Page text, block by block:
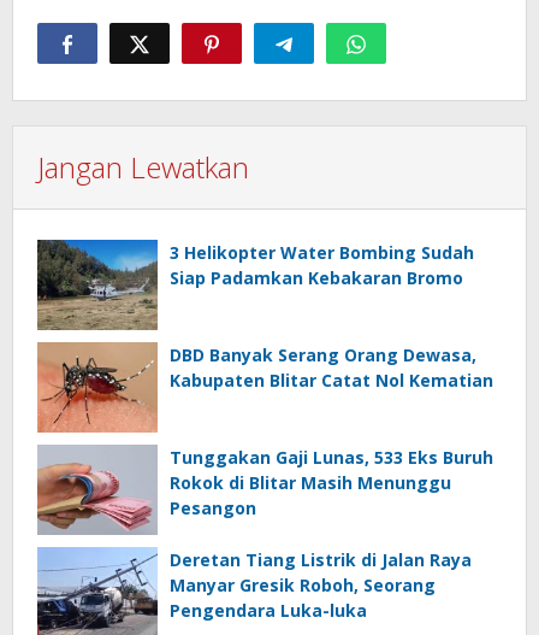
Jangan Lewatkan
3 Helikopter Water Bombing Sudah
Siap Padamkan Kebakaran Bromo
DBD Banyak Serang Orang Dewasa,
Kabupaten Blitar Catat Nol Kematian
Tunggakan Gaji Lunas, 533 Eks Buruh
Rokok di Blitar Masih Menunggu
Pesangon
Deretan Tiang Listrik di Jalan Raya
Manyar Gresik Roboh, Seorang
Pengendara Luka-luka